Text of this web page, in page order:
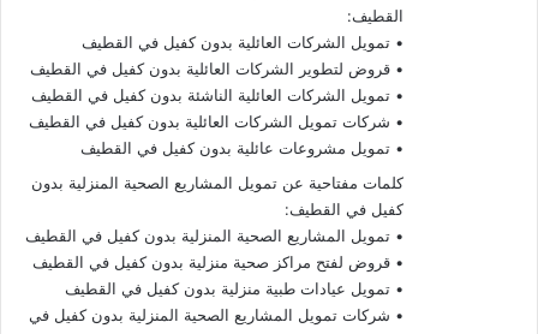
القطيف:
• تمويل الشركات العائلية بدون كفيل في القطيف
• قروض لتطوير الشركات العائلية بدون كفيل في القطيف
• تمويل الشركات العائلية الناشئة بدون كفيل في القطيف
• شركات تمويل الشركات العائلية بدون كفيل في القطيف
• تمويل مشروعات عائلية بدون كفيل في القطيف
كلمات مفتاحية عن تمويل المشاريع الصحية المنزلية بدون
كفيل في القطيف:
• تمويل المشاريع الصحية المنزلية بدون كفيل في القطيف
• قروض لفتح مراكز صحية منزلية بدون كفيل في القطيف
• تمويل عيادات طبية منزلية بدون كفيل في القطيف
• شركات تمويل المشاريع الصحية المنزلية بدون كفيل في